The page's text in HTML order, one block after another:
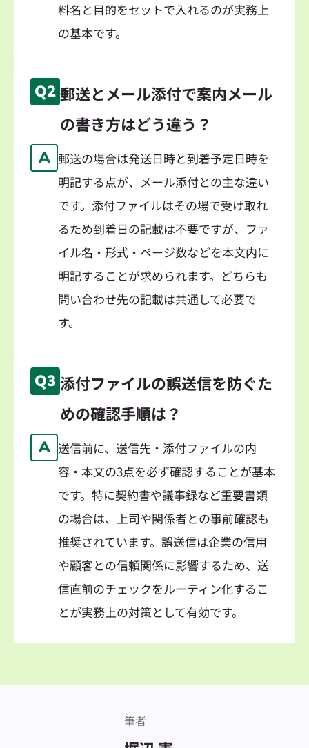
料名と目的をセットで入れるのが実務上
の基本です。
Q2 郵送とメール添付で案内メール
の書き方はどう違う？
A 郵送の場合は発送日時と到着予定日時を
明記する点が、メール添付との主な違い
です。添付ファイルはその場で受け取れ
るため到着日の記載は不要ですが、ファ
イル名・形式・ページ数などを本文内に
明記することが求められます。どちらも
問い合わせ先の記載は共通して必要で
す。
Q3 添付ファイルの誤送信を防ぐた
めの確認手順は？
A 送信前に、送信先・添付ファイルの内
容・本文の3点を必ず確認することが基本
です。特に契約書や議事録など重要書類
の場合は、上司や関係者との事前確認も
推奨されています。誤送信は企業の信用
や顧客との信頼関係に影響するため、送
信直前のチェックをルーティン化するこ
とが実務上の対策として有効です。
筆者